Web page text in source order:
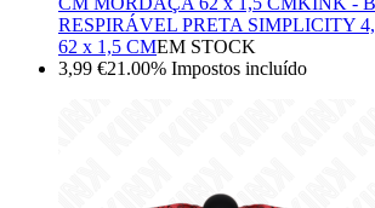
RESPIRÁVEL PRETA SIMPLICITY
62 x 1,5 CMEM STOCK
3,99 €21.00% Impostos incluído